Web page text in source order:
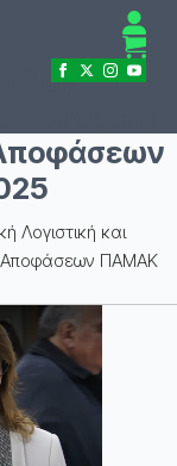
Λογιστική και
Αποφάσεων ΠΑΜΑΚ